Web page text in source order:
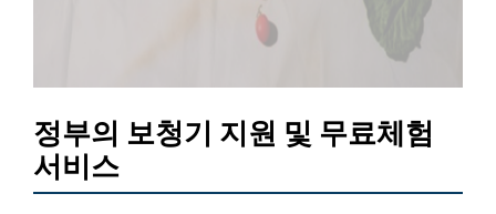
정부의 보청기 지원 및 무료체험
서비스